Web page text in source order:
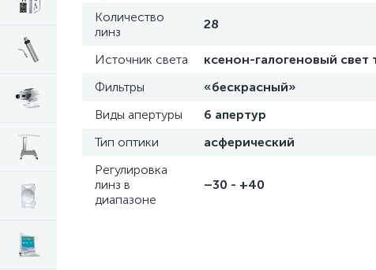
Количество
линз
28
Источник света
ксенон-галогеновый свет
Фильтры
«бескрасный»
Виды апертуры
6 апертур
Тип оптики
асферический
Регулировка
линз в
диапазоне
–30 - +40